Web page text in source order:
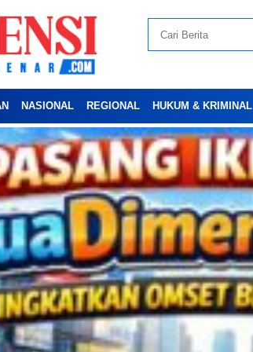
NASIONAL REGIONAL HUKUM & KRIMINAL
Advertesment